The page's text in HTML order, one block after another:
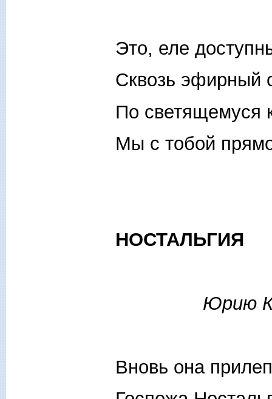
Это, еле
Сквозь эфирный
По светящемуся
Мы с тобой
НОСТАЛЬГИЯ
Юрию
Вновь она